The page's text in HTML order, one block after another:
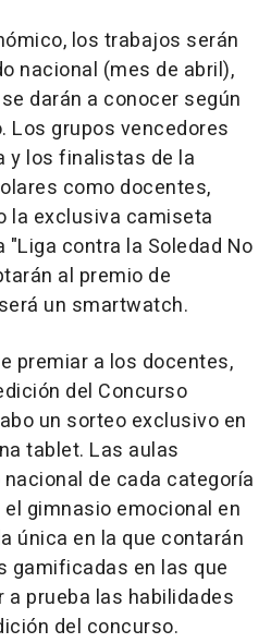
los trabajos serán
nacional (mes de abril),
darán a conocer según
Los grupos vencedores
y los finalistas de la
como docentes,
la exclusiva camiseta
contra la Soledad No
al premio de
un smartwatch.
premiar a los docentes,
del Concurso
un sorteo exclusivo en
tablet. Las aulas
de cada categoría
gimnasio emocional en
única en la que contarán
gamificadas en las que
a prueba las habilidades
del concurso.